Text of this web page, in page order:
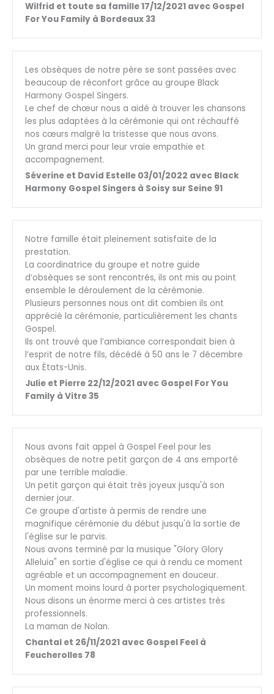
Wilfrid et toute sa famille 17/12/2021 avec Gospel
For You Family à Bordeaux 33
Les obsèques de notre père se sont passées avec
beaucoup de réconfort grâce au groupe Black
Harmony Gospel Singers.
Le chef de chœur nous a aidé à trouver les chansons
les plus adaptées à la cérémonie qui ont réchauffé
nos cœurs malgré la tristesse que nous avons.
Un grand merci pour leur vraie empathie et
accompagnement.
Séverine et David Estelle 03/01/2022 avec Black
Harmony Gospel Singers à Soisy sur Seine 91
Notre famille était pleinement satisfaite de la
prestation.
La coordinatrice du groupe et notre guide
d’obsèques se sont rencontrés, ils ont mis au point
ensemble le déroulement de la cérémonie.
Plusieurs personnes nous ont dit combien ils ont
apprécié la cérémonie, particulièrement les chants
Gospel.
Ils ont trouvé que l’ambiance correspondait bien à
l’esprit de notre fils, décédé à 50 ans le 7 décembre
aux États-Unis.
Julie et Pierre 22/12/2021 avec Gospel For You
Family à Vitre 35
Nous avons fait appel à Gospel Feel pour les
obsèques de notre petit garçon de 4 ans emporté
par une terrible maladie.
Un petit garçon qui était très joyeux jusqu'à son
dernier jour.
Ce groupe d'artiste à permis de rendre une
magnifique cérémonie du début jusqu'à la sortie de
l'église sur le parvis.
Nous avons terminé par la musique "Glory Glory
Alleluia" en sortie d'église ce qui à rendu ce moment
agréable et un accompagnement en douceur.
Un moment moins lourd à porter psychologiquement.
Nous disons un énorme merci à ces artistes très
professionnels.
La maman de Nolan.
Chantal et 26/11/2021 avec Gospel Feel à
Feucherolles 78